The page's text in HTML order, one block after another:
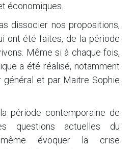
économiques.
dissocier nos propositions,
ont été faites, de la période
Même si à chaque fois,
a été réalisé, notamment
général et par Maitre Sophie
période contemporaine de
questions actuelles du
évoquer la crise